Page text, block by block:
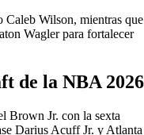
Caleb Wilson, mientras que
Wagler para fortalecer
de la NBA 2026
Brown Jr. con la sexta
Darius Acuff Jr. y Atlanta